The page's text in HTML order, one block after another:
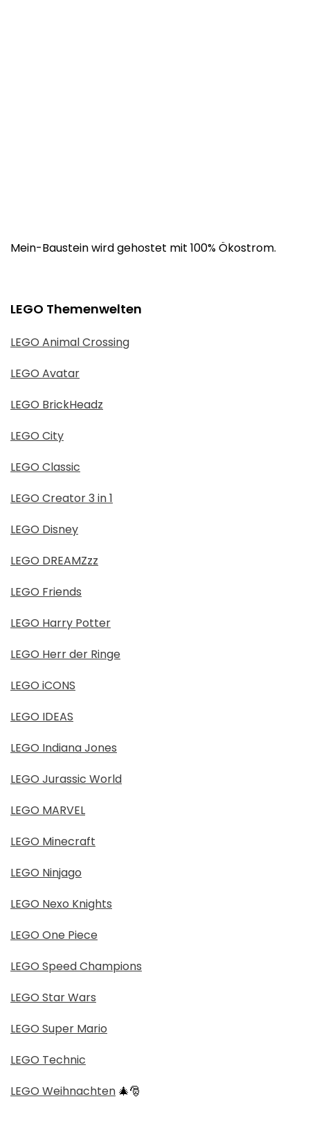
Mein-Baustein wird gehostet mit 100% Ökostrom.
LEGO Themenwelten
LEGO Animal Crossing
LEGO Avatar
LEGO BrickHeadz
LEGO City
LEGO Classic
LEGO Creator 3 in 1
LEGO Disney
LEGO DREAMZzz
LEGO Friends
LEGO Harry Potter
LEGO Herr der Ringe
LEGO iCONS
LEGO IDEAS
LEGO Indiana Jones
LEGO Jurassic World
LEGO MARVEL
LEGO Minecraft
LEGO Ninjago
LEGO Nexo Knights
LEGO One Piece
LEGO Speed Champions
LEGO Star Wars
LEGO Super Mario
LEGO Technic
LEGO Weihnachten 🎄🎅